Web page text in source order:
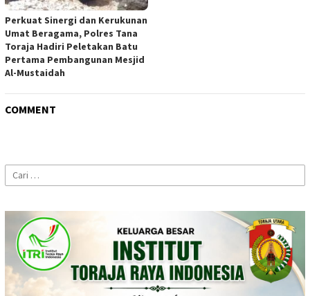
Perkuat Sinergi dan Kerukunan
Umat Beragama, Polres Tana
Toraja Hadiri Peletakan Batu
Pertama Pembangunan Mesjid
Al-Mustaidah
COMMENT
Cari
untuk: